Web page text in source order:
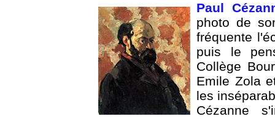
Paul
photo de
fréquente
puis le
Collège
Emile Zola
les
Cézanne